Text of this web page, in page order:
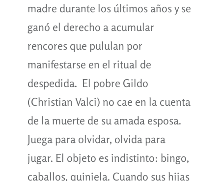
madre durante los últimos años y se
ganó el derecho a acumular
rencores que pululan por
manifestarse en el ritual de
despedida. El pobre Gildo
(Christian Valci) no cae en la cuenta
de la muerte de su amada esposa.
Juega para olvidar, olvida para
jugar. El objeto es indistinto: bingo,
caballos, quiniela. Cuando sus hijas